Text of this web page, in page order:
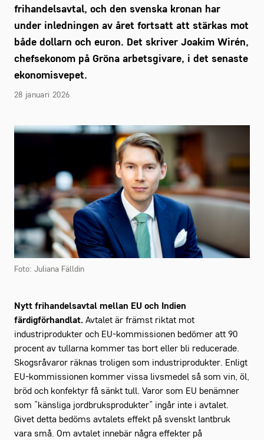
frihandelsavtal, och den svenska kronan har
under inledningen av året fortsatt att stärkas mot
både dollarn och euron. Det skriver Joakim Wirén,
chefsekonom på Gröna arbetsgivare, i det senaste
ekonomisvepet.
28 januari 2026
Foto: Juliana Fälldin
Nytt frihandelsavtal mellan EU och Indien
färdigförhandlat. Avtalet är främst riktat mot
industriprodukter och EU-kommissionen bedömer att 90
procent av tullarna kommer tas bort eller bli reducerade.
Skogsråvaror räknas troligen som industriprodukter. Enligt
EU-kommissionen kommer vissa livsmedel så som vin, öl,
bröd och konfektyr få sänkt tull. Varor som EU benämner
som ”känsliga jordbruksprodukter” ingår inte i avtalet.
Givet detta bedöms avtalets effekt på svenskt lantbruk
vara små. Om avtalet innebär några effekter på